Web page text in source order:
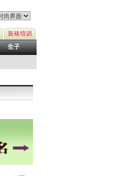
装裱培训
生子